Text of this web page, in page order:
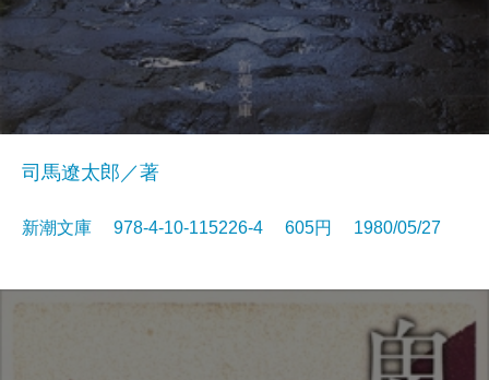
司馬遼太郎／著
新潮文庫 978-4-10-115226-4 605円 1980/05/27